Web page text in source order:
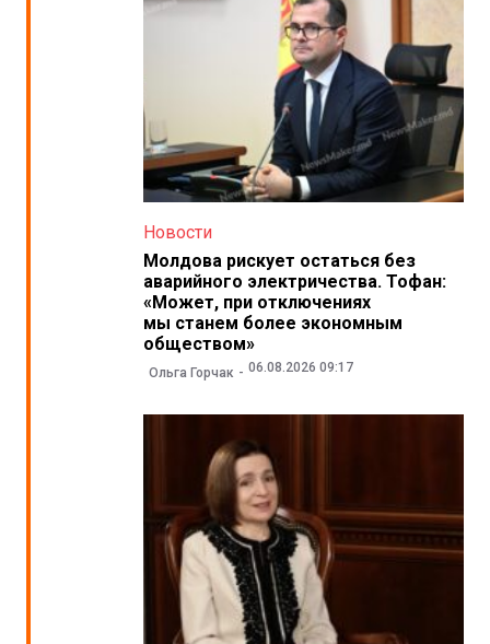
Новости
Молдова рискует остаться без
аварийного электричества. Тофан:
«Может, при отключениях
мы станем более экономным
обществом»
Ольга Горчак 06.08.2026 09:17